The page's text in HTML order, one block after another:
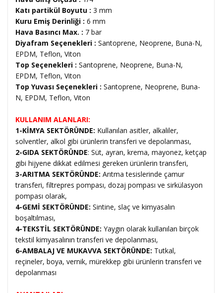
Katı partikül Boyutu : 3 mm
Kuru Emiş Derinliği : 6 mm
Hava Basıncı Max. : 7 bar
Diyafram Seçenekleri : Santoprene, Neoprene, Buna-N,
EPDM, Teflon, Viton
Top Seçenekleri : Santoprene, Neoprene, Buna-N,
EPDM, Teflon, Viton
Top Yuvası Seçenekleri : Santoprene, Neoprene, Buna-
N, EPDM, Teflon, Viton
KULLANIM ALANLARI:
1-KİMYA SEKTÖRÜNDE: Kullanılan asitler, alkaliler,
solventler, alkol gibi ürünlerin transferi ve depolanması,
2-GIDA SEKTÖRÜNDE: Süt, ayran, krema, mayonez, ketçap
gibi hijyene dikkat edilmesi gereken ürünlerin transferi,
3-ARITMA SEKTÖRÜNDE: Arıtma tesislerinde çamur
transferi, filtrepres pompası, dozaj pompası ve sirkülasyon
pompası olarak,
4-GEMİ SEKTÖRÜNDE: Sintine, slaç ve kimyasalın
boşaltılması,
4-TEKSTİL SEKTÖRÜNDE: Yaygın olarak kullanılan birçok
tekstil kimyasalının transferi ve depolanması,
6-AMBALAJ VE MUKAVVA SEKTÖRÜNDE: Tutkal,
reçineler, boya, vernik, mürekkep gibi ürünlerin transferi ve
depolanması